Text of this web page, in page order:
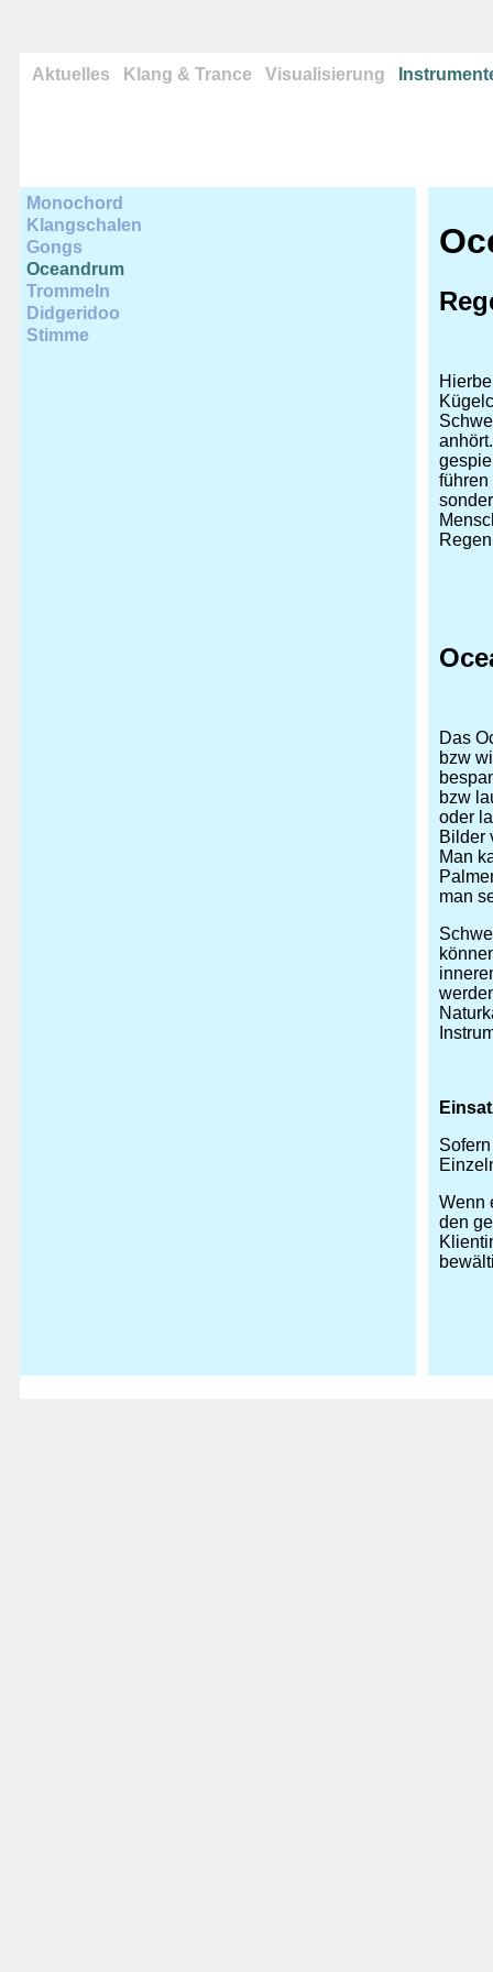
Aktuelles Klang & Trance Visualisierung
Monochord
Klangschalen
Gongs
Oceandrum
Trommeln
Didgeridoo
Stimme
führen
Das
bzw
bzw
oder
Bilder
Man
man
Wenn
den